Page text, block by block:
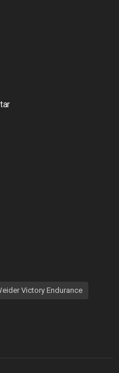
Victory Endurance